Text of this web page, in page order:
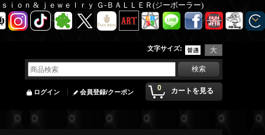
ｉｏｎ & ｊｅｗｅｌｒｙ Ｇ-ＢＡＬＬＥＲ(ジーボーラー)
文字サイズ:
0 カートを見る
ログイン 会員登録/クーポン